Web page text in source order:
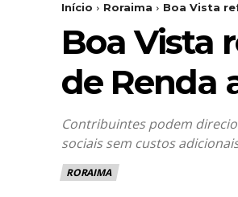
Início Roraima Boa Vista
Boa Vista
de Renda
Contribuintes podem
sociais sem custos
RORAIMA